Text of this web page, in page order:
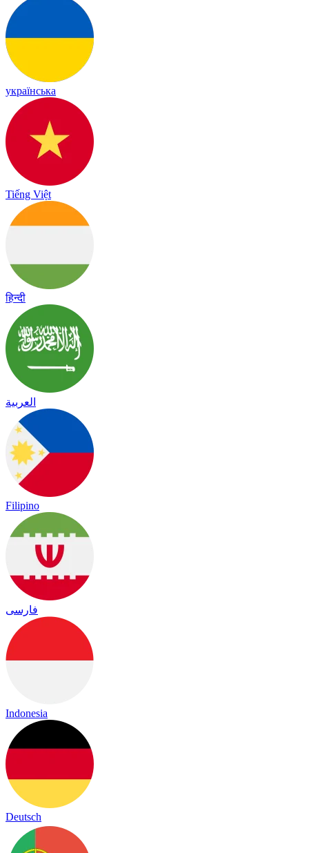
українська
Tiếng Việt
हिन्दी
العربية
Filipino
فارسی
Indonesia
Deutsch